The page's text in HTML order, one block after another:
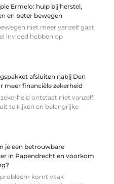
Ermelo: hulp bij herstel,
en beter bewegen
niet meer vanzelf gaat,
invloed hebben op
afsluiten nabij Den
meer financiële zekerheid
ontstaat niet vanzelf.
te kijken en belangrijke
je een betrouwbare
in Papendrecht en voorkom
komt vaak